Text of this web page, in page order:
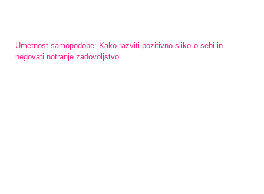
Umetnost samopodobe: Kako razviti pozitivno sliko o sebi in
negovati notranje zadovoljstvo